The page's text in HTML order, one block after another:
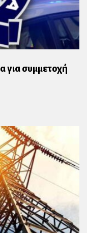
για συμμετοχή